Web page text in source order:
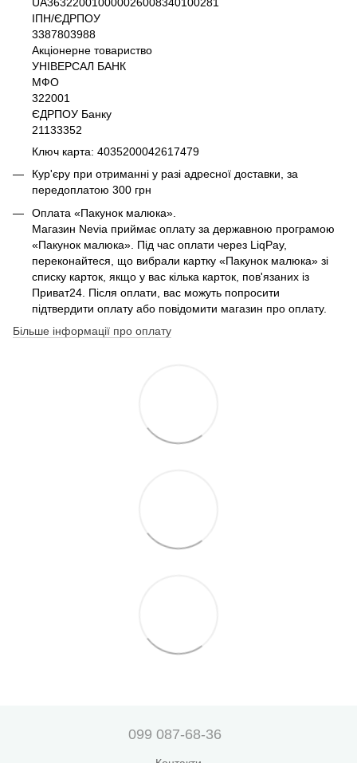
ІПН/ЄДРПОУ
3387803988
Акціонерне товариство
УНІВЕРСАЛ БАНК
МФО
322001
ЄДРПОУ Банку
21133352
Ключ карта: 4035200042617479
Кур'єру при отриманні у разі адресної доставки, за
передоплатою 300 грн
Оплата «Пакунок малюка».
Магазин Nevia приймає оплату за державною програмою
«Пакунок малюка». Під час оплати через LiqPay,
переконайтеся, що вибрали картку «Пакунок малюка» зі
списку карток, якщо у вас кілька карток, пов'язаних із
Приват24. Після оплати, вас можуть попросити
підтвердити оплату або повідомити магазин про оплату.
Більше інформації про оплату
099 087-68-36